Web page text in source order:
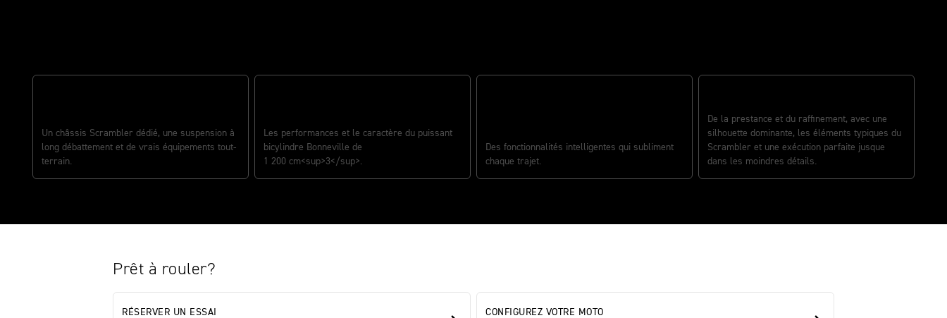
Un châssis Scrambler dédié, une suspension à
long débattement et de vrais équipements tout-
terrain.
Les performances et le caractère du puissant
bicylindre Bonneville de
1 200 cm<sup>3</sup>.
Des fonctionnalités intelligentes qui subliment
chaque trajet.
De la prestance et du raffinement, avec une
silhouette dominante, les éléments typiques du
Scrambler et une exécution parfaite jusque
dans les moindres détails.
Prêt à rouler?
RÉSERVER UN ESSAI CONFIGUREZ VOTRE MOTO